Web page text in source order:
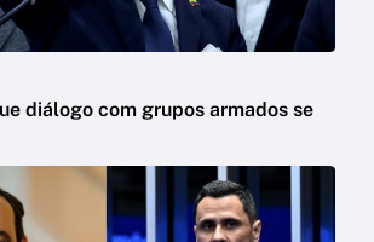
diálogo com grupos armados se